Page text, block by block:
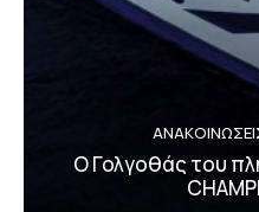
Ο Γολγοθάς του